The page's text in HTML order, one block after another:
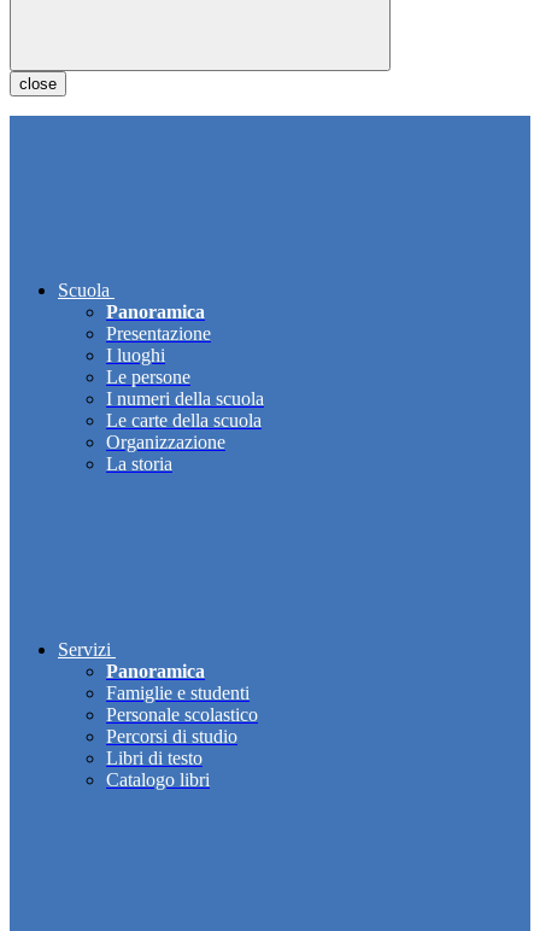
close
Scuola
Panoramica
Presentazione
I luoghi
Le persone
I numeri della scuola
Le carte della scuola
Organizzazione
La storia
Servizi
Panoramica
Famiglie e studenti
Personale scolastico
Percorsi di studio
Libri di testo
Catalogo libri